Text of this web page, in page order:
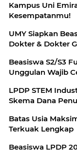
Kampus Uni
Kesempatanmu!
UMY Siapkan
Dokter & Dokter
Beasiswa S2/S3
Unggulan Wajib
LPDP STEM
Skema Dana
Batas Usia
Terkuak Lengkap
Beasiswa LPDP